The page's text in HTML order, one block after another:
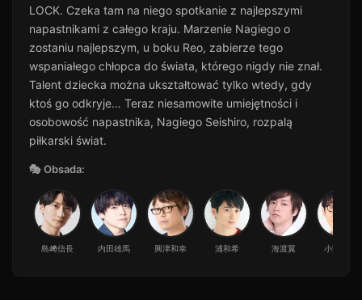
LOCK. Czeka tam na niego spotkanie z najlepszymi
napastnikami z całego kraju. Marzenie Nagiego o
zostaniu najlepszym, u boku Reo, zabierze tego
wspaniałego chłopca do świata, którego nigdy nie znał.
Talent dziecka można ukształtować tylko wtedy, gdy
ktoś go odkryje… Teraz niesamowite umiejętności i
osobowość napastnika, Nagiego Seishiro, rozpalą
piłkarski świat.
🎭 Obsada:
島﨑信長 内田雄馬 興津和幸 浦和希 海渡翼 小野友樹